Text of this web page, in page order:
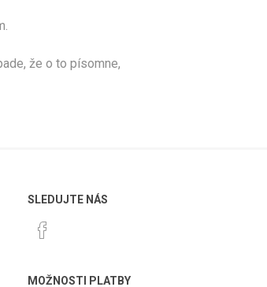
že o to písomne,
SLEDUJTE NÁS
MOŽNOSTI PLATBY